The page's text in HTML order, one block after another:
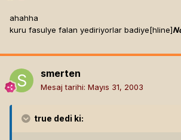
ahahha
kuru fasulye falan yediriyorlar badiye[hline]
smerten
Mesaj tarihi: Mayıs 31, 2003
true dedi ki: